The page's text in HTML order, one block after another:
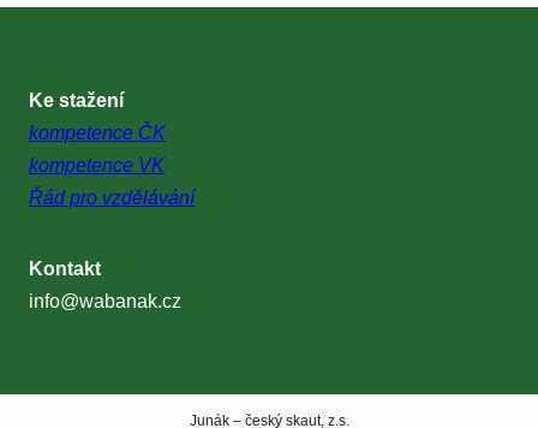
Ke stažení
kompetence ČK
kompetence VK
Řád pro vzdělávání
Kontakt
info@wabanak.cz
Junák – český skaut, z.s.